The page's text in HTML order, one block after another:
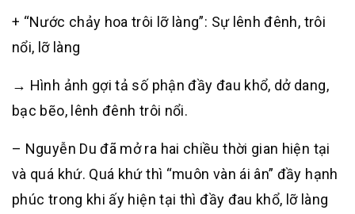
+ “Nước chảy hoa trôi lỡ làng”: Sự lênh đênh, trôi
nổi, lỡ làng
→ Hình ảnh gợi tả số phận đầy đau khổ, dở dang,
bạc bẽo, lênh đênh trôi nổi.
– Nguyễn Du đã mở ra hai chiều thời gian hiện tại
và quá khứ. Quá khứ thì “muôn vàn ái ân” đầy hạnh
phúc trong khi ấy hiện tại thì đầy đau khổ, lỡ làng